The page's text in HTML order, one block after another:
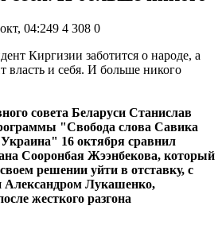
04:249 4 308 0
совета Беларуси Станислав
"Свобода слова Савика
16 октября сравнил
Сооронбая Жээнбекова, который
решении уйти в отставку, с
Александром Лукашенко,
жесткого разгона